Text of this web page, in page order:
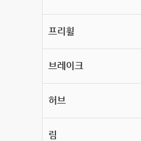
프리휠
브레이크
허브
림